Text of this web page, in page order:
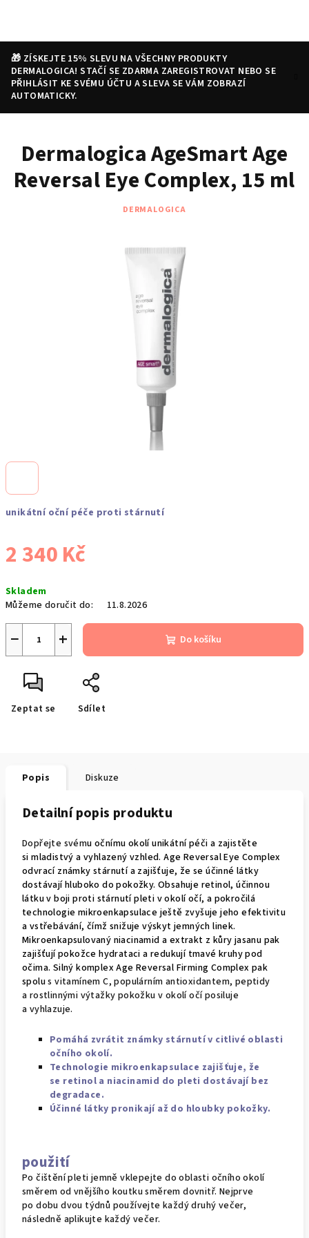
🎁 ZÍSKEJTE 15% SLEVU NA VŠECHNY PRODUKTY
DERMALOGICA! STAČÍ SE ZDARMA ZAREGISTROVAT NEBO SE
PŘIHLÁSIT KE SVÉMU ÚČTU A SLEVA SE VÁM ZOBRAZÍ
AUTOMATICKY.
HledatPřihlášeníNákupní
košík
unikátní oční péče proti stárnutí
2 340 Kč
cena:
Skladem
Můžeme doručit do:
11.8.2026
+
− Do košíku
Zeptat se Sdílet
Dermalogica AgeSmart Age
Reversal Eye Complex, 15 ml
DERMALOGICA
Popis Diskuze
Detailní popis produktu
Dopřejte svému očnímu okolí unikátní péči a zajistěte
si mladistvý a vyhlazený vzhled. Age Reversal Eye Complex
odvrací známky stárnutí a zajišťuje, že se účinné látky
dostávají hluboko do pokožky. Obsahuje retinol, účinnou
látku v boji proti stárnutí pleti v okolí očí, a pokročilá
technologie mikroenkapsulace ještě zvyšuje jeho efektivitu
a vstřebávání, čímž snižuje výskyt jemných linek.
Mikroenkapsulovaný niacinamid a extrakt z kůry jasanu pak
zajišťují pokožce hydrataci a redukují tmavé kruhy pod
očima. Silný komplex Age Reversal Firming Complex pak
spolus vitamínem C, populárním antioxidantem, peptidy
a rostlinnými výtažky pokožku v okolí očí posiluje
a vyhlazuje.
Pomáhá zvrátit známky stárnutí v citlivé oblasti
očního okolí.
Technologie mikroenkapsulace zajišťuje, že
se retinol a niacinamid do pleti dostávají bez
degradace.
Účinné látky pronikají až do hloubky pokožky.
použití
Po čištění pleti jemně vklepejte do oblasti očního okolí
směrem od vnějšího koutku směrem dovnitř. Nejprve
po dobu dvou týdnů používejte každý druhý večer,
následně aplikujte každý večer.